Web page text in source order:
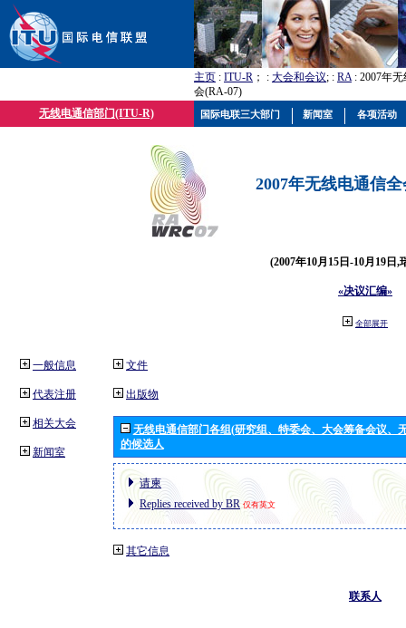
主页 : ITU-R ； : 大会和会议; : RA: 2007年
会(RA-07)
无线电通信部门(ITU-R)
2007年无线电通信
(2007年10月15日-10月19日,
«决议汇编»
全部展开
一般信息
代表注册
相关大会
新闻室
文件
出版物
无线电通信部门各组(研究组、特委会、大会筹备会议、
的候选人
请柬
Replies received by BR 仅有英文
其它信息
联系人
国际电联三大部门 新闻室 各项活动